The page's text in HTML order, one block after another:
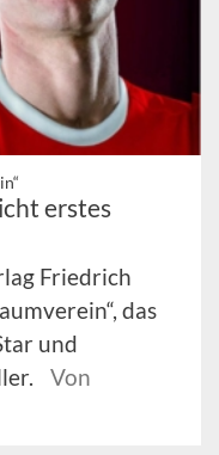
erstes
Friedrich
das
und
Von